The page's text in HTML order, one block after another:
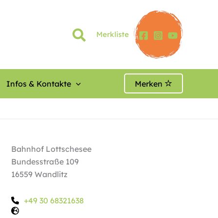
Merkliste
Infos & Kontakte Merken
Bahnhof Lottschesee
Bundesstraße 109
16559 Wandlitz
+49 30 68321638